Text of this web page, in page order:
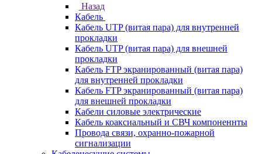
Назад
Кабель
Кабель UTP (витая пара) для внутренней
прокладки
Кабель UTP (витая пара) для внешней
прокладки
Кабель FTP экранированный (витая пара)
для внутренней прокладки
Кабель FTP экранированный (витая пара)
для внешней прокладки
Кабели силовые электрические
Кабель коаксиальный и СВЧ компоненнты
Провода связи, охранно-пожарной
сигнализации